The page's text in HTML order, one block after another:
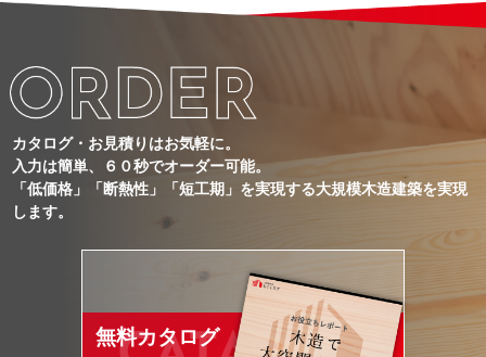
カタログ・お見積りはお気軽に。
入力は簡単、６０秒でオーダー可能。
「低価格」「断熱性」「短工期」を実現する大規模木造建築を実現
します。
無料カタログ